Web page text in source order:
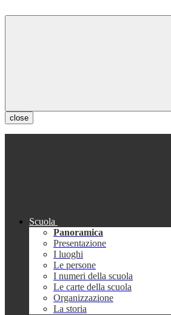
close
Scuola
Panoramica
Presentazione
I luoghi
Le persone
I numeri della scuola
Le carte della scuola
Organizzazione
La storia